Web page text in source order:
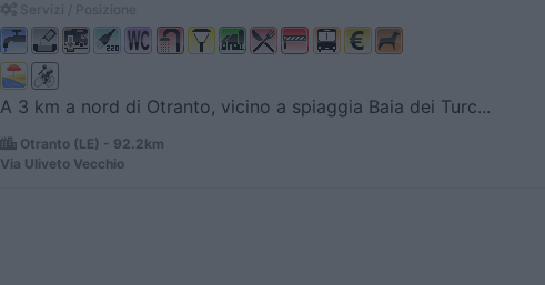
A 3 km a nord di Otranto, vicino a spiaggia Baia dei Turc...
Otranto (LE) - 92.2km
Via Uliveto Vecchio